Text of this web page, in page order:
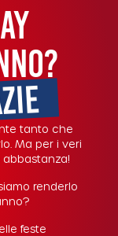
tanto che
Ma per i veri
renderlo
feste